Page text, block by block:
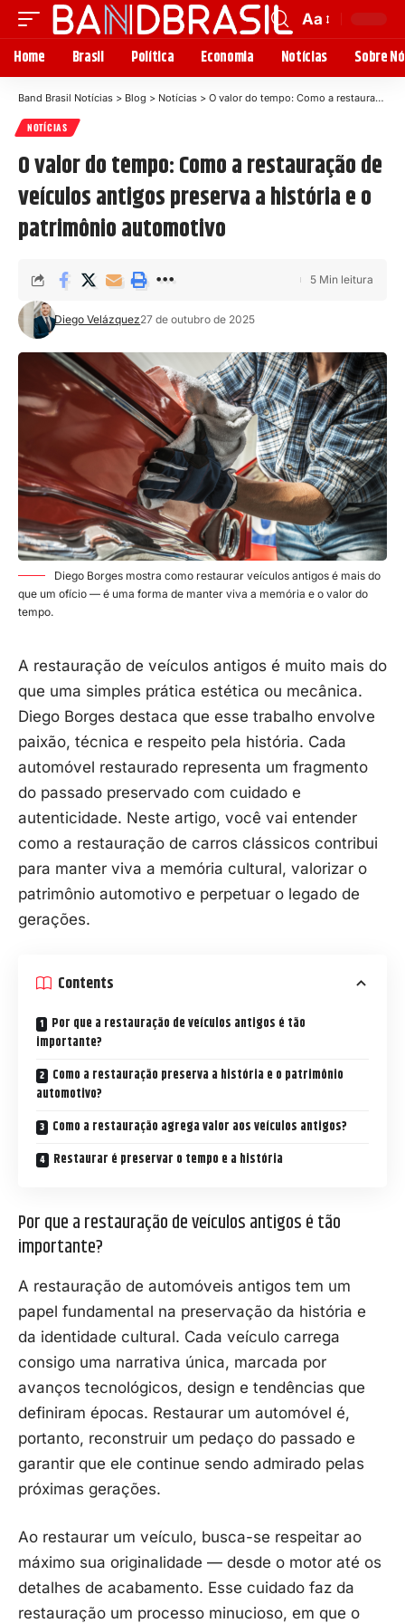
Aa
Home Brasil Política Economia Notícias Sobre
Band Brasil Notícias > Blog > Notícias > O valor do tempo: Como a restauração de veículos antigos preserva a história e o patrimônio automotivo
NOTÍCIAS
O valor do tempo: Como a restauração de
veículos antigos preserva a história e o
patrimônio automotivo
Diego Velázquez27 de outubro de 2025
5 Min leitura
Diego Borges mostra como restaurar veículos antigos é mais do
que um ofício — é uma forma de manter viva a memória e o valor do
tempo.
A restauração de veículos antigos é muito mais do
que uma simples prática estética ou mecânica.
Diego Borges destaca que esse trabalho envolve
paixão, técnica e respeito pela história. Cada
automóvel restaurado representa um fragmento
do passado preservado com cuidado e
autenticidade. Neste artigo, você vai entender
como a restauração de carros clássicos contribui
para manter viva a memória cultural, valorizar o
patrimônio automotivo e perpetuar o legado de
gerações.
Contents
Por que a restauração de veículos antigos é tão
importante?
Como a restauração preserva a história e o patrimônio
automotivo?
Como a restauração agrega valor aos veículos antigos?
Restaurar é preservar o tempo e a história
Por que a restauração de veículos antigos é tão
importante?
A restauração de automóveis antigos tem um
papel fundamental na preservação da história e
da identidade cultural. Cada veículo carrega
consigo uma narrativa única, marcada por
avanços tecnológicos, design e tendências que
definiram épocas. Restaurar um automóvel é,
portanto, reconstruir um pedaço do passado e
garantir que ele continue sendo admirado pelas
próximas gerações.
Ao restaurar um veículo, busca-se respeitar ao
máximo sua originalidade — desde o motor até os
detalhes de acabamento. Esse cuidado faz da
restauração um processo minucioso, em que o